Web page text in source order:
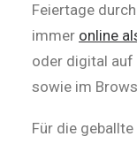
Feiertage
immer online
oder digital auf
sowie im
Für die